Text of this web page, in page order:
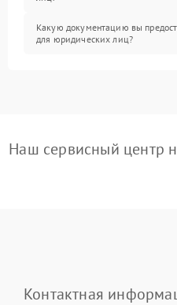
Какую документацию вы
для юридических лиц?
Наш сервисный центр
Контактная